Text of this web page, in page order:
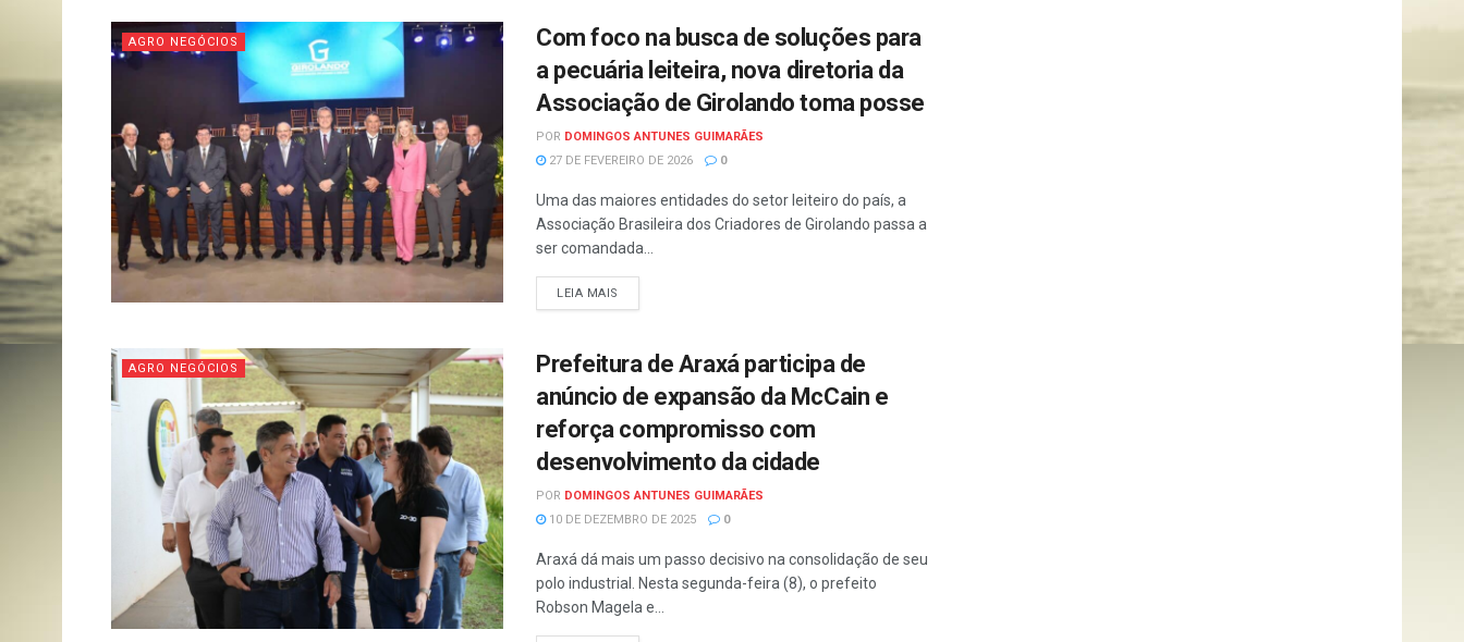
AGRO NEGÓCIOS
Com foco na busca de soluções para
a pecuária leiteira, nova diretoria da
Associação de Girolando toma posse
POR DOMINGOS ANTUNES GUIMARÃES
27 DE FEVEREIRO DE 2026
0
Uma das maiores entidades do setor leiteiro do país, a
Associação Brasileira dos Criadores de Girolando passa a
ser comandada...
LEIA MAIS
AGRO NEGÓCIOS
Prefeitura de Araxá participa de
anúncio de expansão da McCain e
reforça compromisso com
desenvolvimento da cidade
POR DOMINGOS ANTUNES GUIMARÃES
10 DE DEZEMBRO DE 2025
0
Araxá dá mais um passo decisivo na consolidação de seu
polo industrial. Nesta segunda-feira (8), o prefeito
Robson Magela e...